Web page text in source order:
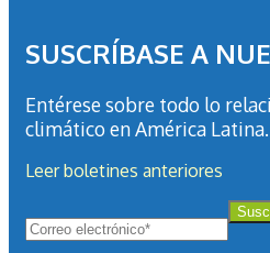
SUSCRÍBASE A
Entérese sobre todo lo
climático en América Latina.
Leer boletines anteriores